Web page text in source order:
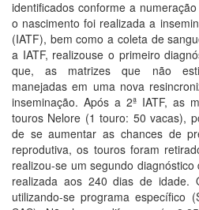
identificados conforme a
o nascimento foi realizada a
(IATF), bem como a coleta de
a IATF, realizouse o primeiro
que, as matrizes que não
manejadas em uma nova
inseminação. Após a 2ª IATF, as
touros Nelore (1 touro: 50 vacas),
de se aumentar as chances de
reprodutiva, os touros foram
realizou-se um segundo
realizada aos 240 dias de idade.
utilizando-se programa específico